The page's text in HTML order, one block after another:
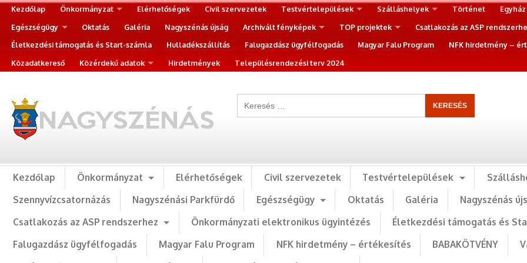
Kezdőlap Önkormányzat Elérhetőségek Civil szervezetek Testvértelepülések Szálláshelyek Történet
Egyház
Egészségügy
Oktatás Galéria Nagyszénás újság Archivált fényképek TOP projektek
Csatlakozás az ASP
Életkezdési támogatás és Start-számla
Hulladékszállítás Falugazdász ügyfélfogadás Magyar Falu Program
NFK hirdetmény –
Közadatkereső
Közérdekű adatok Hirdetmények Településrendezési terv 2024
Kezdőlap Önkormányzat Elérhetőségek Civil szervezetek Testvértelepülések
Szennyvízcsatornázás
Nagyszénási Parkfürdő Egészségügy Oktatás Galéria
Nagyszénás
Csatlakozás az ASP rendszerhez
Önkormányzati elektronikus ügyintézés
Életkezdési támogatás és
Falugazdász ügyfélfogadás
Magyar Falu Program NFK hirdetmény – értékesítés BABAKÖTVÉNY